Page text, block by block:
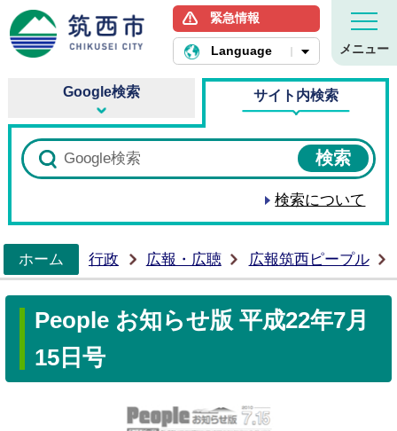
筑西市ホームページ
緊急情報
Language メニュー
Google検索 サイト内検索
検索について
ホーム
行政 広報・広聴 広報筑西ピープル
People お知らせ版 平成22年7月
15日号